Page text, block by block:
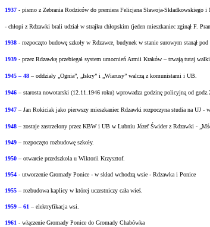
1937 - pismo z Zebrania Rodziców do premiera Felicjana Sławoja-Składkowskiego i
- chłopi z Rdzawki brali udział w strajku chłopskim (jeden mieszkaniec zginął F.
1938 - rozpoczęto budowę szkoły w Rdzawce, budynek w stanie surowym stanął pod
1939 - przez Rdzawkę przebiegał system umocnień Armii Kraków – trwają tutaj
1945 – 48 – oddziały „Ognia”, „Iskry” i „Wiarusy” walczą z komunistami i UB.
1946 – starosta nowotarski (12.11.1946 roku) wprowadza godzinę policyjną od
1947 – Jan Rokiciak jako pierwszy mieszkaniec Rdzawki rozpoczyna studia na UJ -
1948 – zostaje zastrzelony przez KBW i UB w Lubniu Józef Świder z Rdzawki -
1949 – rozpoczęto rozbudowę szkoły.
1950 – otwarcie przedszkola u Wiktorii Krzysztof.
1954 - utworzenie Gromady Ponice - w skład wchodzą wsie - Rdzawka i Ponice
1955 – rozbudowa kaplicy w której uczestniczy cała wieś.
1959 – 61 – elektryfikacja wsi.
1961 - włączenie Gromady Ponice do Gromady Chabówka